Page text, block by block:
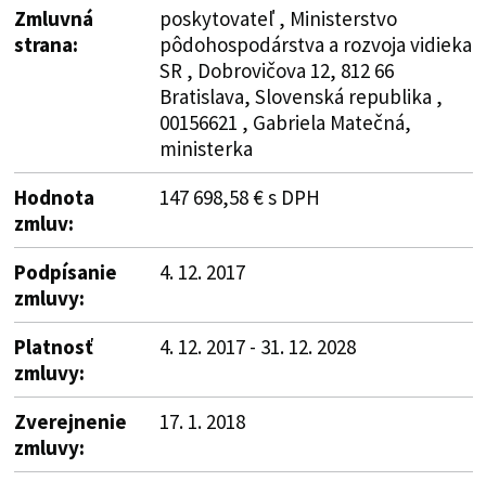
Zmluvná
strana:
poskytovateľ , Ministerstvo
pôdohospodárstva a rozvoja vidieka
SR , Dobrovičova 12, 812 66
Bratislava, Slovenská republika ,
00156621 , Gabriela Matečná,
ministerka
Hodnota
zmluv:
147 698,58 € s DPH
Podpísanie
zmluvy:
4. 12. 2017
Platnosť
zmluvy:
4. 12. 2017 - 31. 12. 2028
Zverejnenie
zmluvy:
17. 1. 2018